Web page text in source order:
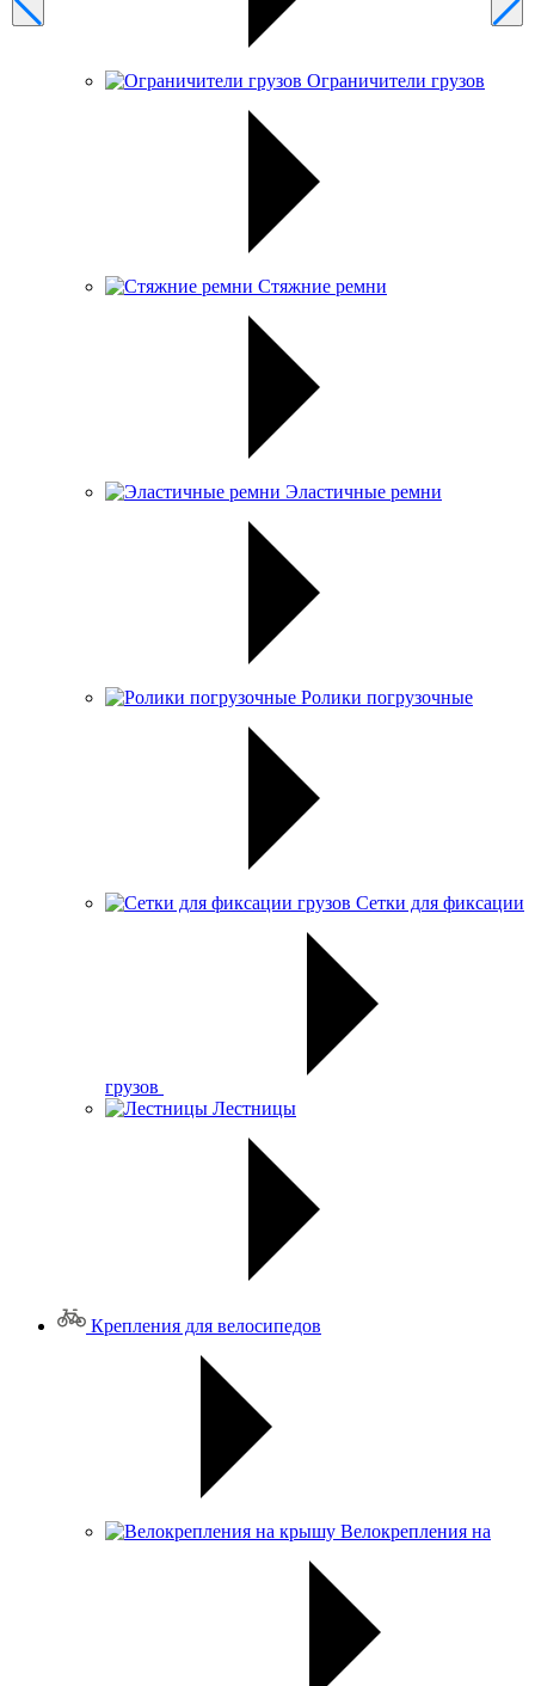
Ограничители грузов
Стяжние ремни
Эластичные ремни
Ролики погрузочные
Сетки для фиксации
грузов
Лестницы
Крепления для велосипедов
Велокрепления на